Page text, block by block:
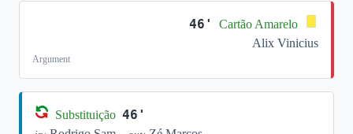
46'
Cartão Amarelo
Alix Vinicius
Argument
Substituição 46'